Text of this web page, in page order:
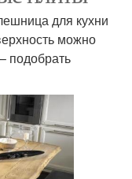
для кухни
можно
подобрать